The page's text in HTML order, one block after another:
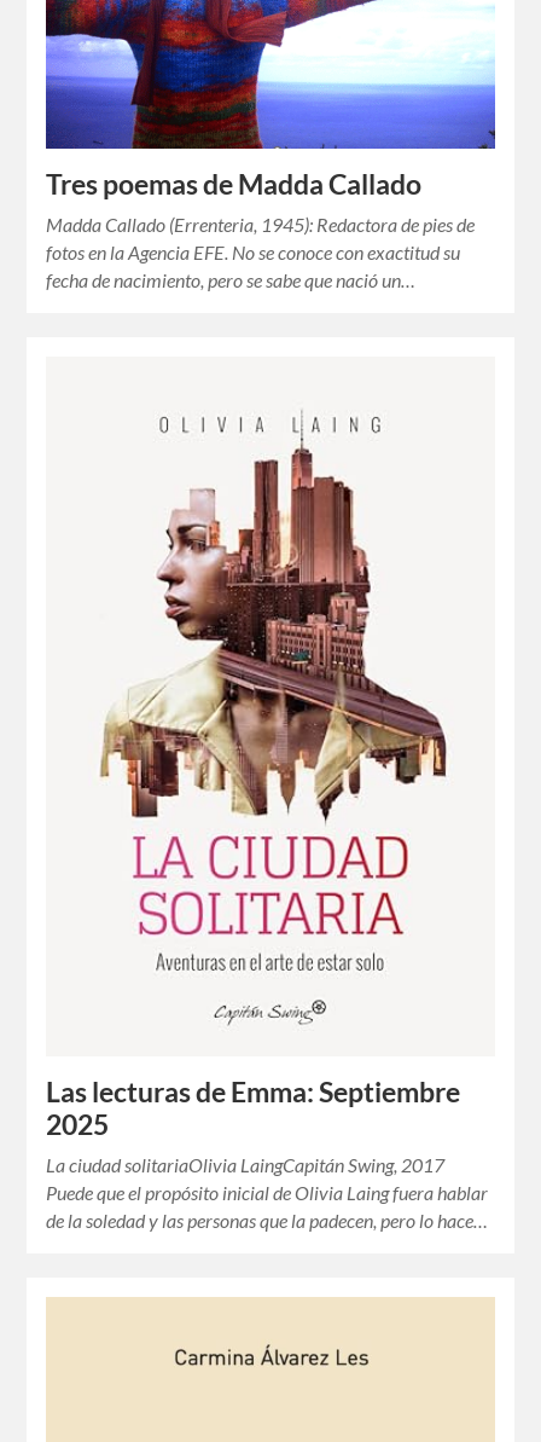
Tres poemas de Madda Callado
Madda Callado (Errenteria, 1945): Redactora de pies de
fotos en la Agencia EFE. No se conoce con exactitud su
fecha de nacimiento, pero se sabe que nació un…
Las lecturas de Emma: Septiembre
2025
La ciudad solitariaOlivia LaingCapitán Swing, 2017
Puede que el propósito inicial de Olivia Laing fuera hablar
de la soledad y las personas que la padecen, pero lo hace…